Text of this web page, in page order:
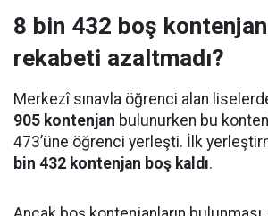
8 bin 432 boş
rekabeti azaltmadı?
Merkezî sınavla öğrenci alan
905 kontenjan bulunurken bu
473’üne öğrenci yerleşti. İlk
bin 432 kontenjan boş kaldı.